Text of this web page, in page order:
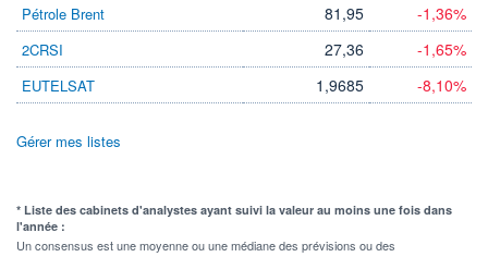
Pétrole Brent 81,95 -1,36%
2CRSI 27,36 -1,65%
EUTELSAT 1,9685 -8,10%
Gérer mes listes
* Liste des cabinets d'analystes ayant suivi la valeur au moins une fois dans
l'année :
Un consensus est une moyenne ou une médiane des prévisions ou des